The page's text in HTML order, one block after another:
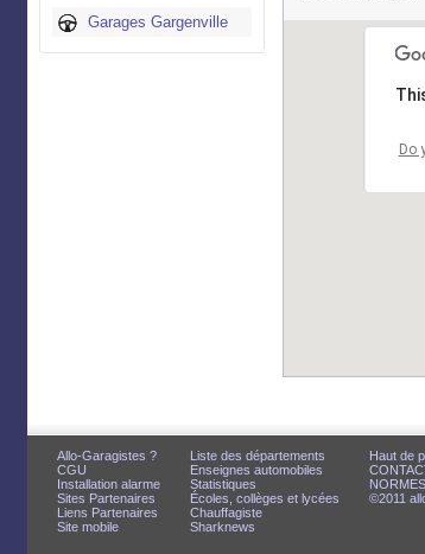
Garages Gargenville
Do
Do
Allo-Garagistes ?
CGU
Installation alarme
Sites Partenaires
Liens Partenaires
Site mobile
Liste des départements
Enseignes automobiles
Statistiques
Écoles, collèges et lycées
Chauffagiste
Sharknews
Haut de
©2011